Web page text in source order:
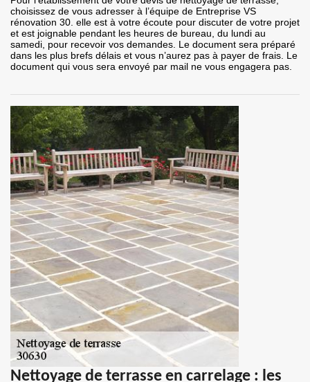
choisissez de vous adresser à l’équipe de Entreprise VS
rénovation 30. elle est à votre écoute pour discuter de votre projet
et est joignable pendant les heures de bureau, du lundi au
samedi, pour recevoir vos demandes. Le document sera préparé
dans les plus brefs délais et vous n’aurez pas à payer de frais. Le
document qui vous sera envoyé par mail ne vous engagera pas.
Nettoyage de terrasse en carrelage : les